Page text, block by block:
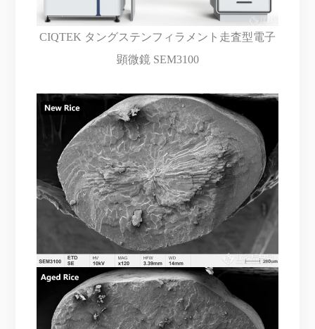
CIQTEK タングステンフィラメント走査型電子
顕微鏡 SEM3100